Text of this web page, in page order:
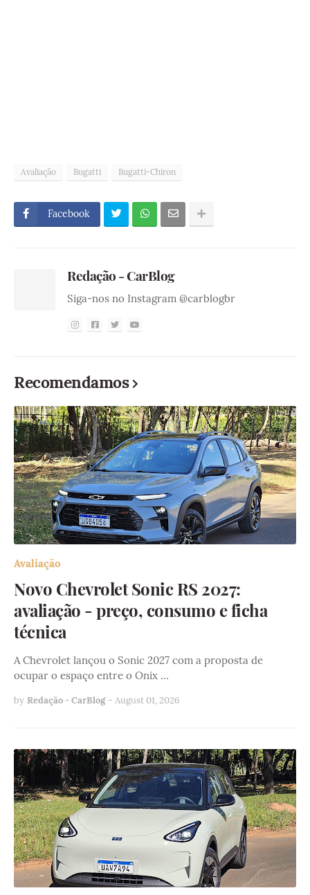
Avaliação Bugatti Bugatti-Chiron
Facebook
Redação - CarBlog
Siga-nos no Instagram @carblogbr
Recomendamos
Avaliação
Novo Chevrolet Sonic RS 2027:
avaliação - preço, consumo e ficha
técnica
A Chevrolet lançou o Sonic 2027 com a proposta de
ocupar o espaço entre o Onix …
by Redação - CarBlog - August 01, 2026